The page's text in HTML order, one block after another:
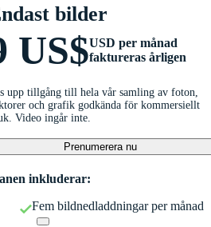
bilder
US$USD per månad
faktureras årligen
upp tillgång till hela vår samling av foton,
och grafik godkända för kommersiellt
Video ingår inte.
Prenumerera nu
inkluderar:
Fem bildnedladdningar per månad